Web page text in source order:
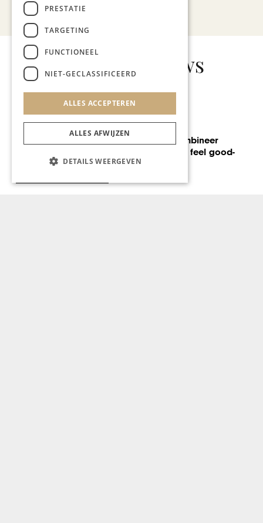
Bekijk alle artikelen
Gerelateerd nieuws
GASTRONOMIE
Mark Post: ‘Combineer
kweekvlees met feel good-
muziek’
PRESTATIE
TARGETING
FUNCTIONEEL
NIET-GECLASSIFICEERD
ALLES ACCEPTEREN
ALLES AFWIJZEN
DETAILS WEERGEVEN